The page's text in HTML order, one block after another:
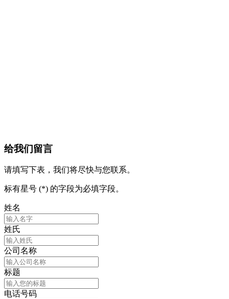
给我们留言
请填写下表，我们将尽快与您联系。
标有星号 (*) 的字段为必填字段。
姓名
姓氏
公司名称
标题
电话号码